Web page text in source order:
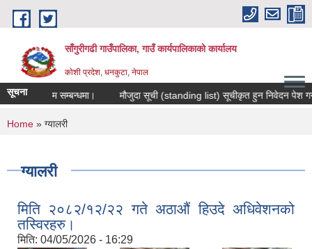
Skip to main content
साँगुरीगढी गाउँपालिका, गाउँ कार्यपालिकाको कार्यालय
कोशी प्रदेश, धनकुटा, नेपाल
सूचनासम्बन्धमा। मौजुदा सूची (standing list) सूचीकृत हुन निवेदन पेश गर्ने
You are here
Home » ग्यालरी
ग्यालरी
मिति २०८२/१२/२२ गते अठाऔं हिउदे अधिवेशनको
तस्विरहरु।
मिति: 04/05/2026 - 16:29